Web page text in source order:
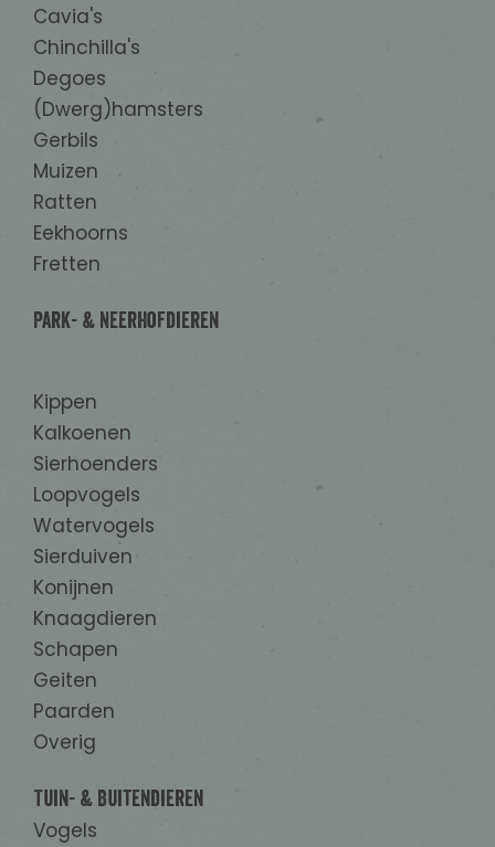
Cavia's
Chinchilla's
Degoes
(Dwerg)hamsters
Gerbils
Muizen
Ratten
Eekhoorns
Fretten
Park- & Neerhofdieren
Kippen
Kalkoenen
Sierhoenders
Loopvogels
Watervogels
Sierduiven
Konijnen
Knaagdieren
Schapen
Geiten
Paarden
Overig
Tuin- & Buitendieren
Vogels